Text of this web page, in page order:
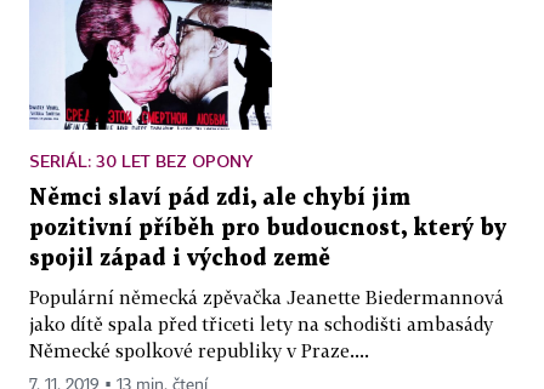
SERIÁL: 30 LET BEZ OPONY
Němci slaví pád zdi, ale chybí jim
pozitivní příběh pro budoucnost, který by
spojil západ i východ země
Populární německá zpěvačka Jeanette Biedermannová
jako dítě spala před třiceti lety na schodišti ambasády
Německé spolkové republiky v Praze....
7. 11. 2019 ▪ 13 min. čtení